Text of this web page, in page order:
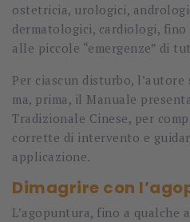
ostetricia, urologici,
dermatologici, cardiologi,
alle piccole “emergenze” di
Per ciascun disturbo,
ma, prima, il Manuale
Tradizionale Cinese, per
corrette di intervento e
applicazione.
Dimagrire con
L’agopuntura, fino a qualche